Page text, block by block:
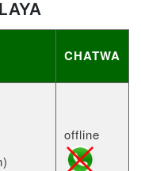
CHATWA
offline